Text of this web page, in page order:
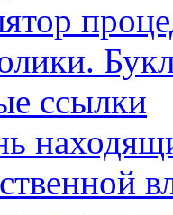
ссылки